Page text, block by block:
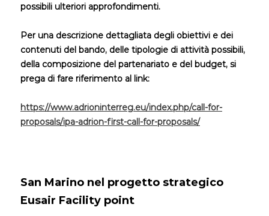
possibili ulteriori approfondimenti.
Per una descrizione dettagliata degli obiettivi e dei
contenuti del bando, delle tipologie di attività possibili,
della composizione del partenariato e del budget, si
prega di fare riferimento al link:
https://www.adrioninterreg.eu/index.php/call-for-
proposals/ipa-adrion-first-call-for-proposals/
San Marino nel progetto strategico
Eusair Facility point